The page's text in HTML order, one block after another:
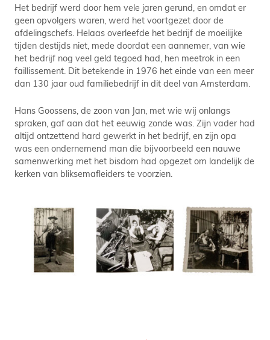
Het bedrijf werd door hem vele jaren gerund, en omdat er
geen opvolgers waren, werd het voortgezet door de
afdelingschefs. Helaas overleefde het bedrijf de moeilijke
tijden destijds niet, mede doordat een aannemer, van wie
het bedrijf nog veel geld tegoed had, hen meetrok in een
faillissement. Dit betekende in 1976 het einde van een meer
dan 130 jaar oud familiebedrijf in dit deel van Amsterdam.
Hans Goossens, de zoon van Jan, met wie wij onlangs
spraken, gaf aan dat het eeuwig zonde was. Zijn vader had
altijd ontzettend hard gewerkt in het bedrijf, en zijn opa
was een ondernemend man die bijvoorbeeld een nauwe
samenwerking met het bisdom had opgezet om landelijk de
kerken van bliksemafleiders te voorzien.